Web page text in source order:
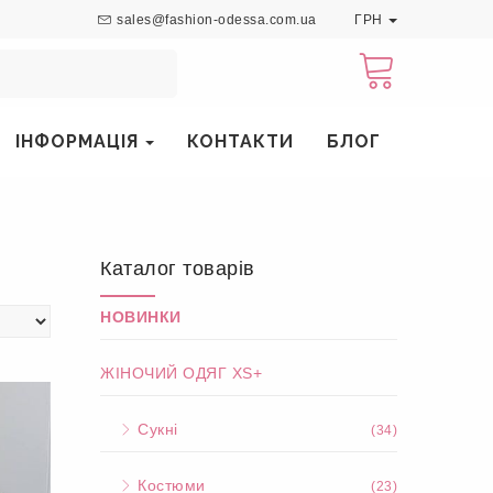
sales@fashion-odessa.com.ua ГРН
ІНФОРМАЦІЯ КОНТАКТИ БЛОГ
Каталог товарів
НОВИНКИ
ЖІНОЧИЙ ОДЯГ XS+
Сукні (34)
Костюми (23)